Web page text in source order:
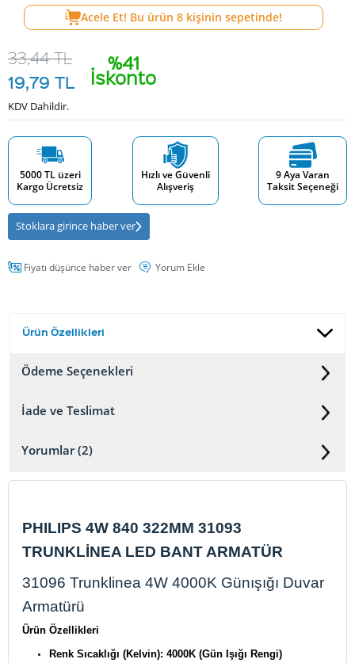
Acele Et! Bu ürün 8 kişinin sepetinde!
%41
İskonto
33,44TL
19,79 TL
KDV Dahildir.
5000 TL üzeri
Kargo Ücretsiz
Hızlı ve Güvenli
Alışveriş
9 Aya Varan
Taksit Seçeneği
Stoklara girince haber ver
Fiyatı düşünce haber ver Yorum Ekle
Ürün Özellikleri
Ödeme Seçenekleri
İade ve Teslimat
Yorumlar (2)
PHILIPS 4W 840 322MM 31093
TRUNKLİNEA LED BANT ARMATÜR
31096 Trunklinea 4W 4000K Günışığı Duvar
Armatürü
Ürün Özellikleri
Renk Sıcaklığı (Kelvin): 4000K (Gün Işığı Rengi)